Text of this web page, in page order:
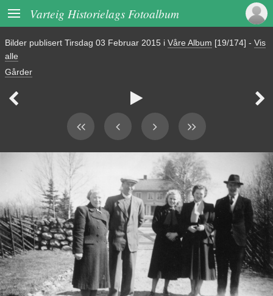
 Varteig Historielags Fotoalbum
Bilder publisert Tirsdag 03 Februar 2015 i Våre Album [19/174] - Vis
alle
Gårder
  